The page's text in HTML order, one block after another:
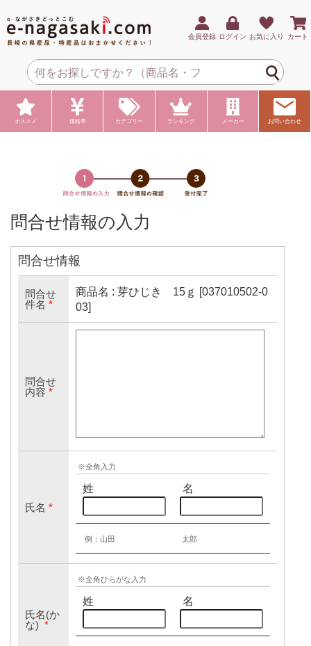
会員登録 ログイン お気に入り カート
オススメ 価格帯 カテゴリー ランキング メーカー お問い合わせ
問合せ情報の入力
問合せ情報
問合せ
件名 *
商品名 : 芽ひじき 15ｇ [037010502-0
03]
問合せ
内容 *
氏名 *
※全角入力
姓 名
例：山田 太郎
氏名(か
な) *
※全角ひらがな入力
姓 名